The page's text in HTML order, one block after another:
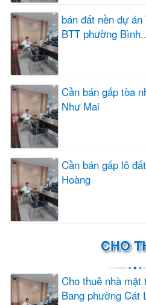
bán đất nền dự
BTT phường
Cần bán gấp tòa
Như Mai
Cần bán gấp lô
Hoàng
CHO
Cho thuê nhà mặt
Bang phường Cát